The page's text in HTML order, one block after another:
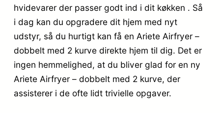
hvidevarer der passer godt ind i dit køkken . Så
i dag kan du opgradere dit hjem med nyt
udstyr, så du hurtigt kan få en Ariete Airfryer –
dobbelt med 2 kurve direkte hjem til dig. Det er
ingen hemmelighed, at du bliver glad for en ny
Ariete Airfryer – dobbelt med 2 kurve, der
assisterer i de ofte lidt trivielle opgaver.